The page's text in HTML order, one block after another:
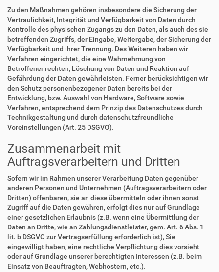
Zu den Maßnahmen gehören insbesondere die Sicherung der
Vertraulichkeit, Integrität und Verfügbarkeit von Daten durch
Kontrolle des physischen Zugangs zu den Daten, als auch des sie
betreffenden Zugriffs, der Eingabe, Weitergabe, der Sicherung der
Verfügbarkeit und ihrer Trennung. Des Weiteren haben wir
Verfahren eingerichtet, die eine Wahrnehmung von
Betroffenenrechten, Löschung von Daten und Reaktion auf
Gefährdung der Daten gewährleisten. Ferner berücksichtigen wir
den Schutz personenbezogener Daten bereits bei der
Entwicklung, bzw. Auswahl von Hardware, Software sowie
Verfahren, entsprechend dem Prinzip des Datenschutzes durch
Technikgestaltung und durch datenschutzfreundliche
Voreinstellungen (Art. 25 DSGVO).
Zusammenarbeit mit
Auftragsverarbeitern und Dritten
Sofern wir im Rahmen unserer Verarbeitung Daten gegenüber
anderen Personen und Unternehmen (Auftragsverarbeitern oder
Dritten) offenbaren, sie an diese übermitteln oder ihnen sonst
Zugriff auf die Daten gewähren, erfolgt dies nur auf Grundlage
einer gesetzlichen Erlaubnis (z.B. wenn eine Übermittlung der
Daten an Dritte, wie an Zahlungsdienstleister, gem. Art. 6 Abs. 1
lit. b DSGVO zur Vertragserfüllung erforderlich ist), Sie
eingewilligt haben, eine rechtliche Verpflichtung dies vorsieht
oder auf Grundlage unserer berechtigten Interessen (z.B. beim
Einsatz von Beauftragten, Webhostern, etc.).